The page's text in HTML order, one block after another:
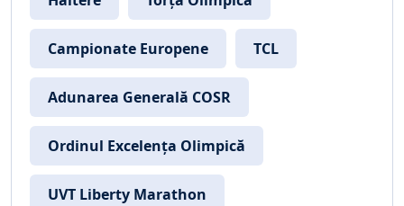
Campionate Europene TCL
Adunarea Generală COSR
Ordinul Excelența Olimpică
UVT Liberty Marathon